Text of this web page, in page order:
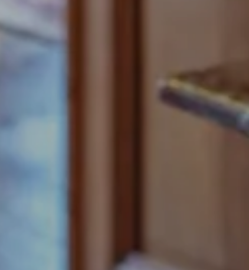
Nous utilisons des cookies afin de
expérience en ligne possible. Vous
l’utilisation de vos données en cliquant
Je refuse